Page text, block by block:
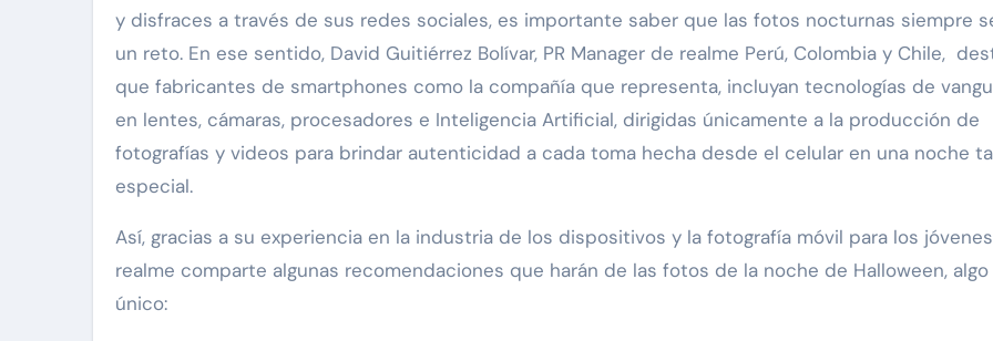
y disfraces a través de sus redes sociales, es importante saber que las fotos nocturnas siempre
un reto. En ese sentido, David Guitiérrez Bolívar, PR Manager de realme Perú, Colombia y Chile,
que fabricantes de smartphones como la compañía que representa, incluyan tecnologías de
en lentes, cámaras, procesadores e Inteligencia Artificial, dirigidas únicamente a la producción de
fotografías y videos para brindar autenticidad a cada toma hecha desde el celular en una noche
especial.
Así, gracias a su experiencia en la industria de los dispositivos y la fotografía móvil para los
realme comparte algunas recomendaciones que harán de las fotos de la noche de Halloween, algo
único: